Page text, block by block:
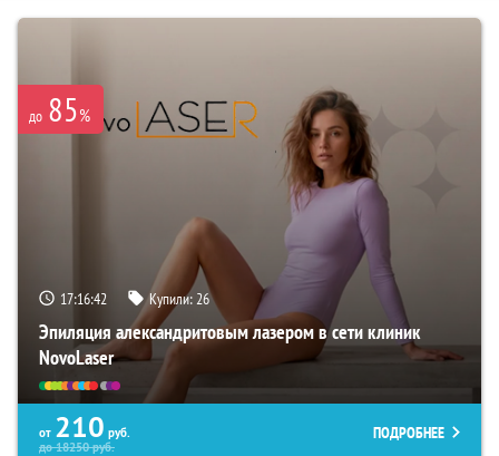
до 85%
17:16:41 Купили:26
Эпиляция александритовым лазером в сети клиник
NovoLaser
от 210 руб.
до18250руб.
ПОДРОБНЕЕ